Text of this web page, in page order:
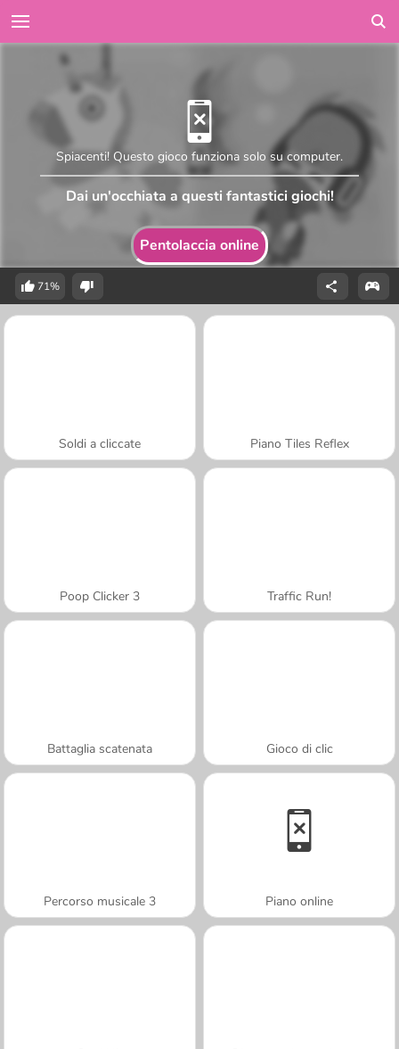
Pentolaccia online
Spiacenti! Questo gioco funziona solo su computer.
Dai un'occhiata a questi fantastici giochi!
71%
Soldi a cliccate Piano Tiles Reflex
Poop Clicker 3 Traffic Run!
Battaglia scatenata Gioco di clic
Percorso musicale 3 Piano online